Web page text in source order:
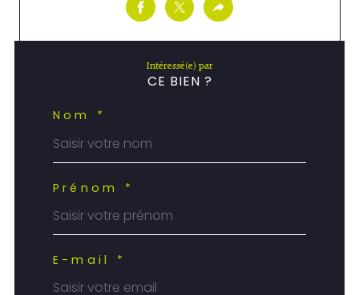
Intéressé(e) par
CE BIEN ?
Nom *
Prénom *
E-mail *